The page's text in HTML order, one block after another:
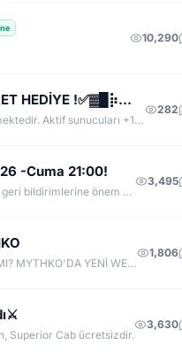
10,290
✪ ✅EskoGame.org ✅▓█⡷⭐14 AĞUSTOS 22.00⭐⢾█▓✅ERKEN KAYITA VİP PAKET HEDİYE !✅▓█⡷👉 v25XX FARM 👈
EskoGame 2014 yılından beri knight online pvp sektöründe kesintisiz hizmet vermektedir. Aktif sunucuları +1000 Gündür onlinedir, yeni sunucular senede 1 kere açılır, takipde kalın!
282
-Cuma 21:00!
Neden Evaluate MYKO ? •MYKO sektöründe tecrübeli ve güçlü yönetim •Oyuncu geri bildirimlerine önem veren şeffaf yapı •Play to Win odaklı sistem anlayışı •Dengeli ekonomi ve sürdürülebilir oyun yapısı •Uzun soluklu, plansız kapanma riski olmayan sunucu vizyonu ️Neden VACS Client? Evaluate MYKOKO’da VACS Client altyapısı tercih edilmiştir. Bunun başlıca sebepleri: •4K Client EXE desteği ile yüksek stabilite •Uyumlu sistemlerde 1.000+ FPS performans •Virüssüz, temiz ve optimize edilmiş
3,495
2-3 İTEM ETRAFINDA DÖNEN, HERKESİN AYNI EŞYALARLA OYNADIĞI SUNUCULARDAN BIKMADIN MI? MYTHKO'DA YENİ WEAPON BOXLARI, TAKI SİSTEMLERİ, DRAGON ARMOR, PERK STAT, GÖREVLER, FARM ALANLARI VE KAZANÇ DOLU ETKİNLİKLER SENİ BEKLİYOR! ONLİNE KAL, KC KAZAN, KİLL AL PARA KAZAN, CR VE ETKİNLİKLERDEN ÖDÜLLER TOPLA. BİZDE AMAÇ SADECE PUS DEĞİL; UZUN SOLUKLU, EMEK VERDİKÇE KAZANDIĞIN GERÇEK BİR PvP DENEYİMİ!
1,806
Superior Cab ücretsizdir.
3,630